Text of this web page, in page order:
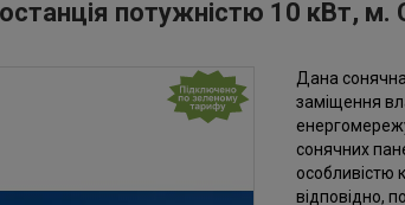
потужністю 10 кВт, м.
Дана
заміщення
сонячних
особливістю
відповідно,